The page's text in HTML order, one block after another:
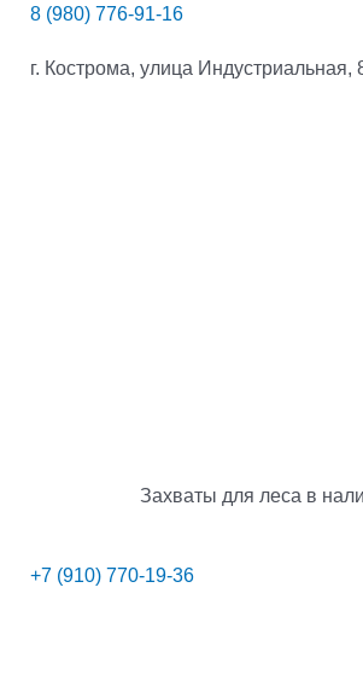
8 (980) 776-91-16
г. Кострома, улица Индустриальная,
Захваты для леса в
+7 (910) 770-19-36